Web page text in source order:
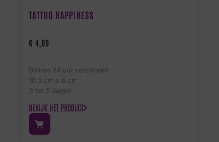
TATTOO HAPPINESS
€ 4,09
Binnen 24 uur verzonden
10.5 cm x 6 cm
3 tot 5 dagen
BEKIJK HET PRODUCT